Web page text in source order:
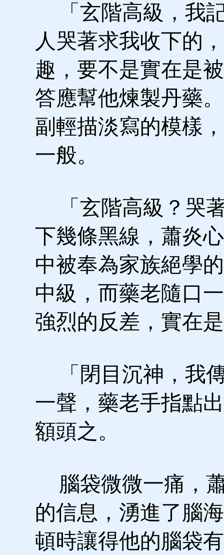
「玄階高級，我
人哭著求我收下的
趣，要不是實在是
答應幫他煉製丹藥
副輕描淡寫的模樣
一般。
「玄階高級？哭
下幾條黑線，蕭炎
中被奉為家族絕學
中級，而藥老隨口
強烈的反差，實在
「閉目沉神，我
一聲，藥老手指點
額頭之。
腦袋微微一痛，
的信息，湧進了腦
頓時讓得他的腦袋